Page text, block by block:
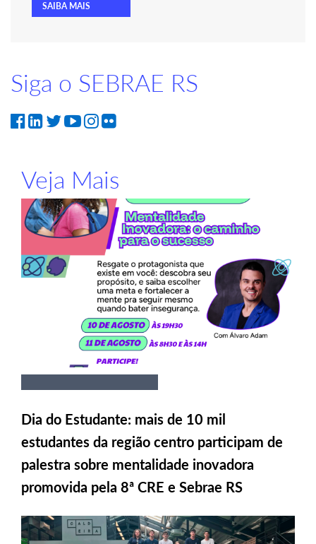
SAIBA MAIS
Siga o SEBRAE RS
Veja Mais
Dia do Estudante: mais de 10 mil
estudantes da região centro participam de
palestra sobre mentalidade inovadora
promovida pela 8ª CRE e Sebrae RS